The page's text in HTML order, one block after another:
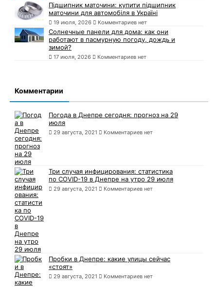
Підшипник маточини: купити підшипник
маточини для автомобіля в Україні
19 июля, 2026 Комментариев нет
Солнечные панели для дома: как они
работают в пасмурную погоду, дождь и
зимой?
17 июля, 2026 Комментариев нет
Комментарии
Погода в Днепре сегодня: прогноз на 29
июля
29 августа, 2021 Комментариев нет
Три случая инфицирования: статистика
по COVID-19 в Днепре на утро 29 июля
29 августа, 2021 Комментариев нет
Пробки в Днепре: какие улицы сейчас
«стоят»
29 августа, 2021 Комментариев нет